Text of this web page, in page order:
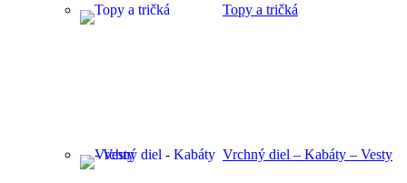
Topy a tričká
Vrchný diel – Kabáty – Vesty